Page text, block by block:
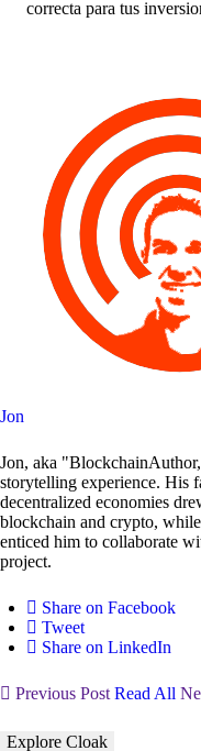
correcta para tus
Jon
Jon, aka
storytelling experience. His
decentralized economies
blockchain and crypto,
enticed him to collaborate
project.
Share on Facebook
Tweet
Share on LinkedIn
Previous PostRead All
Explore Cloak